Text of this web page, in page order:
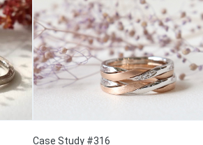
Case Study #316